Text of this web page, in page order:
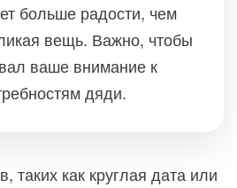
больше радости, чем
вещь. Важно, чтобы
ваше внимание к
дяди.
таких как круглая дата или